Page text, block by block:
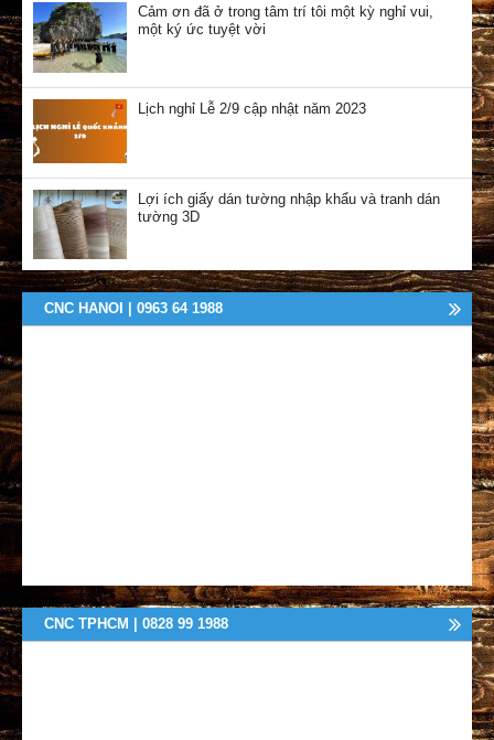
Cảm ơn đã ở trong tâm trí tôi một kỳ nghỉ vui,
một ký ức tuyệt vời
Lịch nghỉ Lễ 2/9 cập nhật năm 2023
Lợi ích giấy dán tường nhập khẩu và tranh dán
tường 3D
CNC HANOI | 0963 64 1988
CNC TPHCM | 0828 99 1988